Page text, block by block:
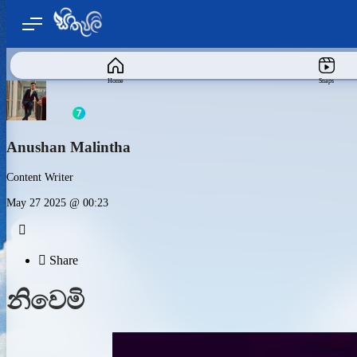
Home Snaps
Anushan Malintha
Content Writer
May 27 2025 @ 00:23

 Share
නිවෙමි